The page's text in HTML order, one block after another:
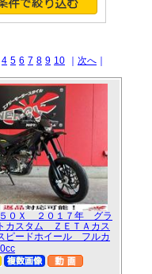
4 5 6 7 8 9 10 ｜ 次へ ｜
５０Ｘ ２０１７年 グラ
カスタム ＺＥＴＡカス
ピードホイール フルカ